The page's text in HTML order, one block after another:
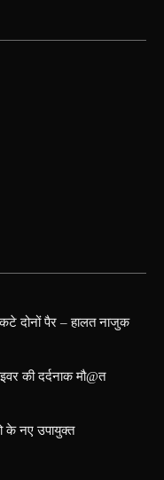
कटे दोनों पैर – हालत नाजुक
की दर्दनाक मौ@त
के नए उपायुक्त